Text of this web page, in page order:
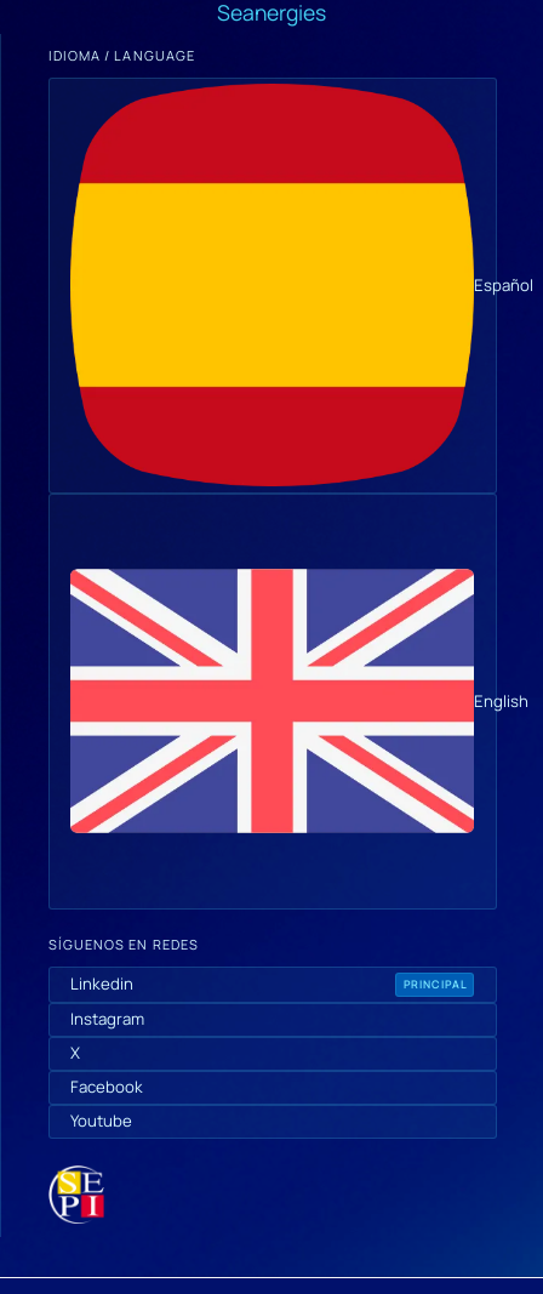
Seanergies
IDIOMA / LANGUAGE
Español
English
SÍGUENOS EN REDES
Linkedin PRINCIPAL
Instagram
X
Facebook
Youtube